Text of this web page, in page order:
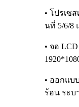
• โปรเซส
นที่ 5/6/8
• จอ
• ออกแบ
ร้อน ระบ